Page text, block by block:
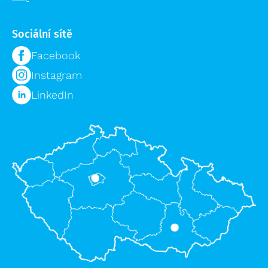
Regálové systémy
Modulární organizační vozík MPO
Příslušenství žebříků výprodej
Lešení výprodej
Sociální sítě
Facebook
Instagram
LinkedIn